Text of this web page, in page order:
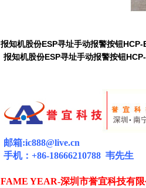
报知机股份ESP寻址手动报警按钮
报知机股份ESP寻址手动报警按钮
邮箱:ic888@live.cn
手机： +86-18666210788 韦先生
FAME YEAR-深圳市誉宜科技有